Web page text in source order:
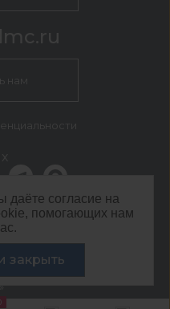
даёте согласие на
помогающих нам
закрыть
бульвар, 54
нам
ОГРН: 1063667287551